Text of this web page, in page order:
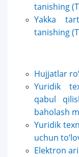
tanishing
Yakka
tanishing
Hujjatlar
Yuridik
qabul
baholash
Yuridik
uchun
Elektron